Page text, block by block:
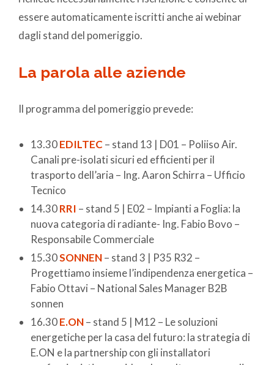
essere automaticamente iscritti anche ai webinar
dagli stand del pomeriggio.
La parola alle aziende
Il programma del pomeriggio prevede:
13.30EDILTEC – stand 13 | D01 – Poliiso Air.
Canali pre-isolati sicuri ed efficienti per il
trasporto dell’aria – Ing. Aaron Schirra – Ufficio
Tecnico
14.30RRI – stand 5 | E02 – Impianti a Foglia: la
nuova categoria di radiante- Ing. Fabio Bovo –
Responsabile Commerciale
15.30SONNEN– stand 3 | P35 R32 –
Progettiamo insieme l’indipendenza energetica –
Fabio Ottavi – National Sales Manager B2B
sonnen
16.30E.ON– stand 5 | M12 – Le soluzioni
energetiche per la casa del futuro: la strategia di
E.ON e la partnership con gli installatori